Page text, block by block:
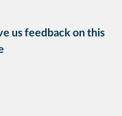
us feedback on this